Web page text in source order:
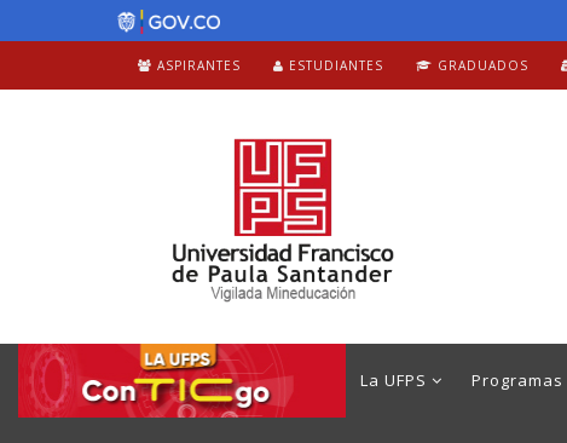
ASPIRANTES ESTUDIANTES GRADUADOS
La UFPS Programas